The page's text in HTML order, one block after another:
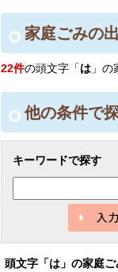
家庭ごみの
22件の頭文字「は 」の
他の条件で
キーワードで探す
頭文字「は 」の家庭